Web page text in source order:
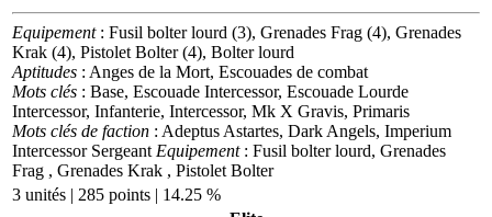
Equipement: Fusil bolter lourd (3), Grenades Frag (4), Grenades
Krak (4), Pistolet Bolter (4), Bolter lourd
Aptitudes : Anges de la Mort, Escouades de combat
Mots clés : Base, Escouade Intercessor, Escouade Lourde
Intercessor, Infanterie, Intercessor, Mk X Gravis, Primaris
Mots clés de faction : Adeptus Astartes, Dark Angels, Imperium
Intercessor Sergeant Equipement: Fusil bolter lourd, Grenades
Frag , Grenades Krak , Pistolet Bolter
3 unités | 285 points | 14.25 %